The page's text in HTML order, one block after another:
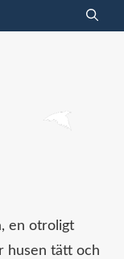
en otroligt
husen tätt och